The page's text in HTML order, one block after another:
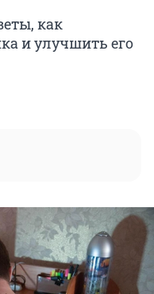
как
и улучшить его